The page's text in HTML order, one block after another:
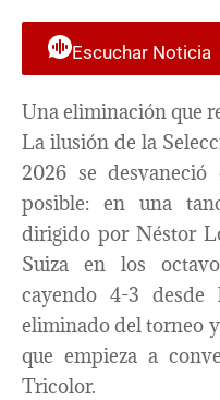
Escuchar Noticia
Una eliminación que
La ilusión de la
2026 se
posible: en una
dirigido por Néstor
Suiza en los
cayendo 4-3 desde
eliminado del torneo
que empieza a
Tricolor.